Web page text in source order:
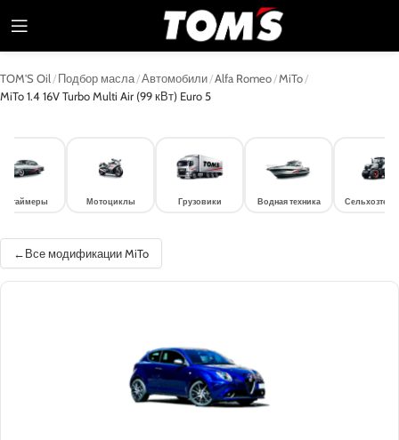
TOM'S Oil /Подбор масла/Автомобили/Alfa Romeo/MiTo/
MiTo 1.4 16V Turbo Multi Air (99 кВт) Euro 5
Мотоциклы Грузовики Водная техника
Все модификации MiTo